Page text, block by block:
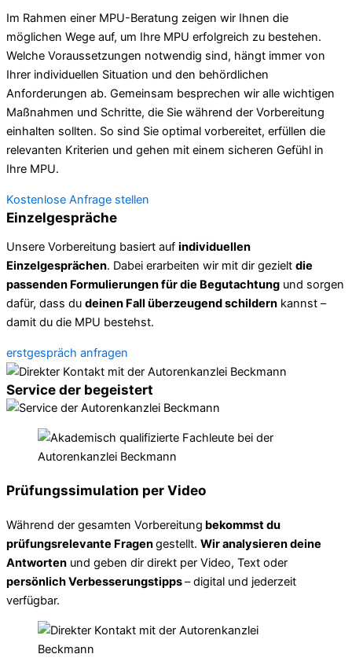
Im Rahmen einer MPU-Beratung zeigen wir Ihnen die
möglichen Wege auf, um Ihre MPU erfolgreich zu bestehen.
Welche Voraussetzungen notwendig sind, hängt immer von
Ihrer individuellen Situation und den behördlichen
Anforderungen ab. Gemeinsam besprechen wir alle wichtigen
Maßnahmen und Schritte, die Sie während der Vorbereitung
einhalten sollten. So sind Sie optimal vorbereitet, erfüllen die
relevanten Kriterien und gehen mit einem sicheren Gefühl in
Ihre MPU.
Kostenlose Anfrage stellen
Einzelgespräche
Unsere Vorbereitung basiert auf individuellen
Einzelgesprächen. Dabei erarbeiten wir mit dir gezielt die
passenden Formulierungen für die Begutachtung und sorgen
dafür, dass du deinen Fall überzeugend schildern kannst –
damit du die MPU bestehst.
erstgespräch anfragen
Service der begeistert
Prüfungssimulation per Video
Während der gesamten Vorbereitung bekommst du
prüfungsrelevante Fragengestellt. Wir analysieren deine
Antworten und geben dir direkt per Video, Text oder
persönlich Verbesserungstipps– digital und jederzeit
verfügbar.